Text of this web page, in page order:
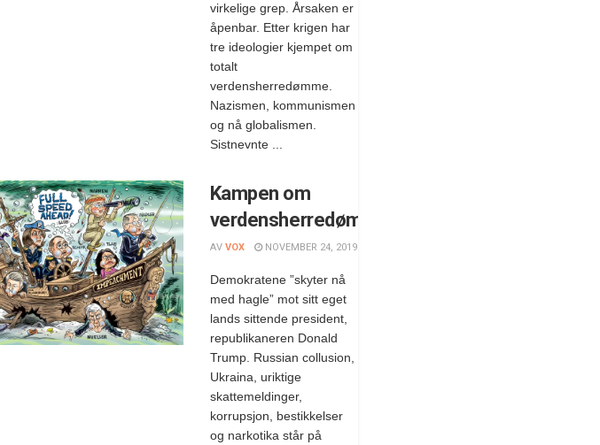
virkelige grep. Årsaken er
åpenbar. Etter krigen har
tre ideologier kjempet om
totalt
verdensherredømme.
Nazismen, kommunismen
og nå globalismen.
Sistnevnte ...
Kampen om
verdensherredømmet
AV VOX NOVEMBER 24, 2019
Demokratene ”skyter nå
med hagle” mot sitt eget
lands sittende president,
republikaneren Donald
Trump. Russian collusion,
Ukraina, uriktige
skattemeldinger,
korrupsjon, bestikkelser
og narkotika står på